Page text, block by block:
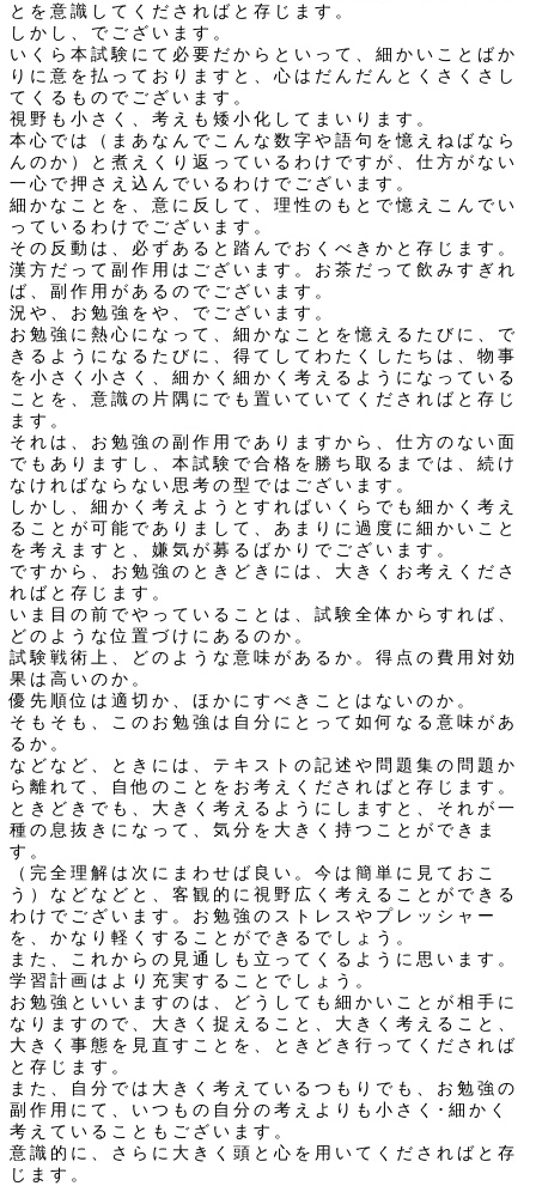
とを意識してくださればと存じます。
しかし、でございます。
いくら本試験にて必要だからといって、細かいことばか
りに意を払っておりますと、心はだんだんとくさくさし
てくるものでございます。
視野も小さく、考えも矮小化してまいります。
本心では（まあなんでこんな数字や語句を憶えねばなら
んのか）と煮えくり返っているわけですが、仕方がない
一心で押さえ込んでいるわけでございます。
細かなことを、意に反して、理性のもとで憶えこんでい
っているわけでございます。
その反動は、必ずあると踏んでおくべきかと存じます。
漢方だって副作用はございます。お茶だって飲みすぎれ
ば、副作用があるのでございます。
況や、お勉強をや、でございます。
お勉強に熱心になって、細かなことを憶えるたびに、で
きるようになるたびに、得てしてわたくしたちは、物事
を小さく小さく、細かく細かく考えるようになっている
ことを、意識の片隅にでも置いていてくださればと存じ
ます。
それは、お勉強の副作用でありますから、仕方のない面
でもありますし、本試験で合格を勝ち取るまでは、続け
なければならない思考の型ではございます。
しかし、細かく考えようとすればいくらでも細かく考え
ることが可能でありまして、あまりに過度に細かいこと
を考えますと、嫌気が募るばかりでございます。
ですから、お勉強のときどきには、大きくお考えくださ
ればと存じます。
いま目の前でやっていることは、試験全体からすれば、
どのような位置づけにあるのか。
試験戦術上、どのような意味があるか。得点の費用対効
果は高いのか。
優先順位は適切か、ほかにすべきことはないのか。
そもそも、このお勉強は自分にとって如何なる意味があ
るか。
などなど、ときには、テキストの記述や問題集の問題か
ら離れて、自他のことをお考えくださればと存じます。
ときどきでも、大きく考えるようにしますと、それが一
種の息抜きになって、気分を大きく持つことができま
す。
（完全理解は次にまわせば良い。今は簡単に見ておこ
う）などなどと、客観的に視野広く考えることができる
わけでございます。お勉強のストレスやプレッシャー
を、かなり軽くすることができるでしょう。
また、これからの見通しも立ってくるように思います。
学習計画はより充実することでしょう。
お勉強といいますのは、どうしても細かいことが相手に
なりますので、大きく捉えること、大きく考えること、
大きく事態を見直すことを、ときどき行ってくだされば
と存じます。
また、自分では大きく考えているつもりでも、お勉強の
副作用にて、いつもの自分の考えよりも小さく･細かく
考えていることもございます。
意識的に、さらに大きく頭と心を用いてくださればと存
じます。